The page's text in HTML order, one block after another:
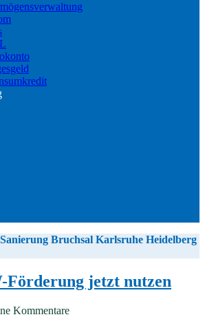
Bruchsal Karlsruhe Heidelberg
Förderung jetzt nutzen
Kommentare